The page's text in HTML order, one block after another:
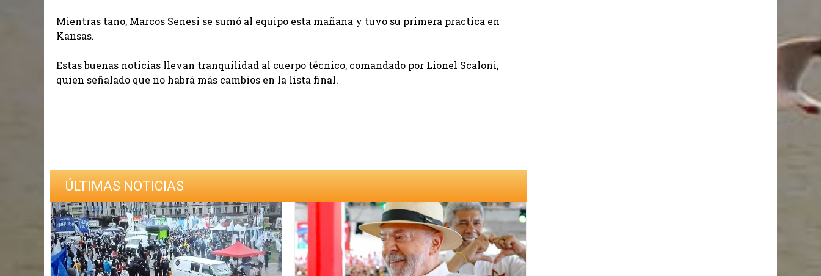
Mientras tano, Marcos Senesi se sumó al equipo esta mañana y tuvo su primera practica en
Kansas.
Estas buenas noticias llevan tranquilidad al cuerpo técnico, comandado por Lionel Scaloni,
quien señalado que no habrá más cambios en la lista final.
ÚLTIMAS NOTICIAS